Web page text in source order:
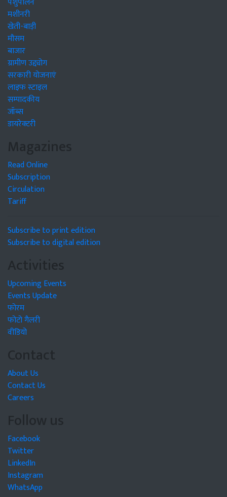
मशीनरी
खेती-बाड़ी
मौसम
बाजार
ग्रामीण उद्द्योग
सरकारी योजनाएं
लाइफ स्टाइल
सम्पादकीय
जॉब्स
डायरेक्टरी
Magazines
Read Online
Subscription
Circulation
Tariff
Subscribe to print edition
Subscribe to digital edition
Activities
Upcoming Events
Events Update
फोरम
फोटो गैलरी
वीडियो
Contact
About Us
Contact Us
Careers
Follow us
Facebook
Twitter
LinkedIn
Instagram
WhatsApp